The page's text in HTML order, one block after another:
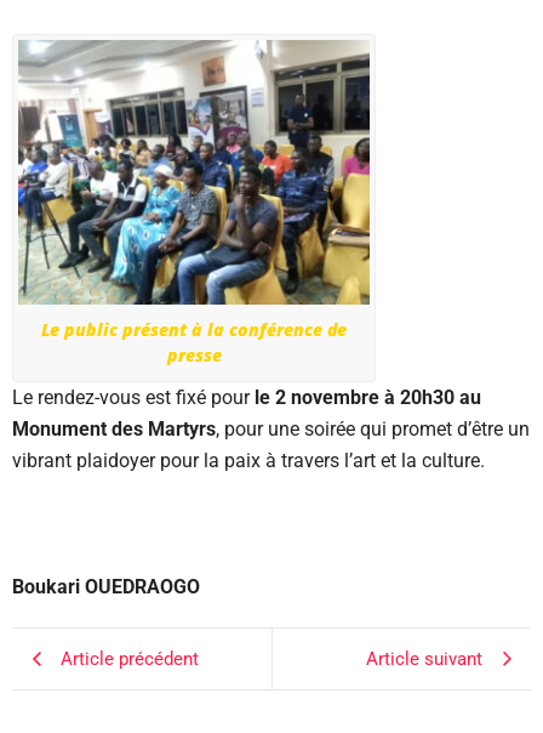
Le public présent à la conférence de
presse
Le rendez-vous est fixé pourle 2 novembre à 20h30 au
Monument des Martyrs, pour une soirée qui promet d’être un
vibrant plaidoyer pour la paix à travers l’art et la culture.
Boukari OUEDRAOGO
Article précédent Article suivant